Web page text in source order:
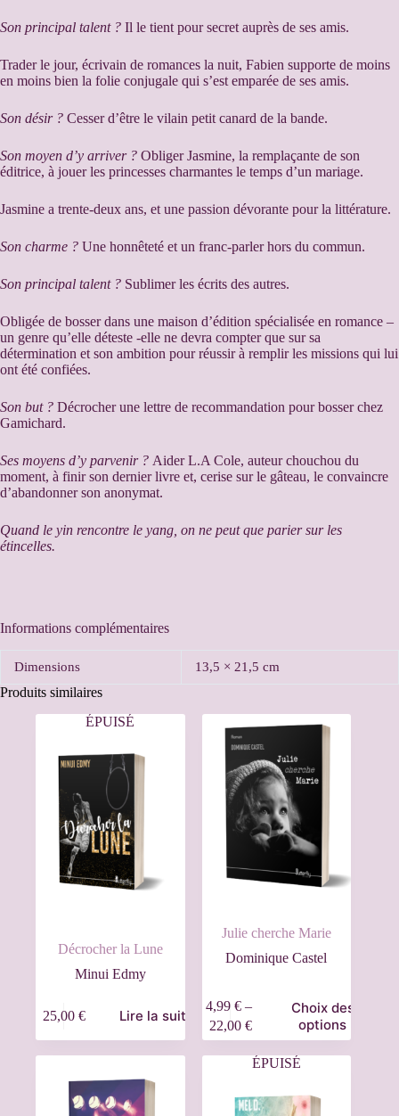
Son principal talent ? Il le tient pour secret auprès de ses amis.
Trader le jour, écrivain de romances la nuit, Fabien supporte de moins
en moins bien la folie conjugale qui s’est emparée de ses amis.
Son désir ? Cesser d’être le vilain petit canard de la bande.
Son moyen d’y arriver ? Obliger Jasmine, la remplaçante de son
éditrice, à jouer les princesses charmantes le temps d’un mariage.
Jasmine a trente-deux ans, et une passion dévorante pour la littérature.
Son charme ? Une honnêteté et un franc-parler hors du commun.
Son principal talent ? Sublimer les écrits des autres.
Obligée de bosser dans une maison d’édition spécialisée en romance –
un genre qu’elle déteste -elle ne devra compter que sur sa
détermination et son ambition pour réussir à remplir les missions qui lui
ont été confiées.
Son but ? Décrocher une lettre de recommandation pour bosser chez
Gamichard.
Ses moyens d’y parvenir ? Aider L.A Cole, auteur chouchou du
moment, à finir son dernier livre et, cerise sur le gâteau, le convaincre
d’abandonner son anonymat.
Quand le yin rencontre le yang, on ne peut que parier sur les
étincelles.
Informations complémentaires
Dimensions 13,5 × 21,5 cm
Produits similaires
ÉPUISÉ
Décrocher la Lune
Minui Edmy
25,00 € Lire la suite
Julie cherche Marie
Dominique Castel
4,99 €–
22,00 €
Choix des
options
ÉPUISÉ